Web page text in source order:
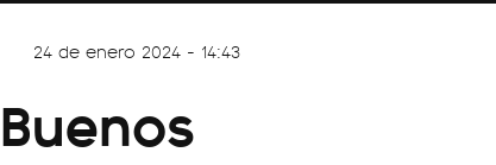
24 de enero 2024 - 14:43